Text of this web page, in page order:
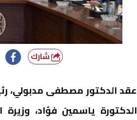
شارك
عقد الدكتور مصطفى مدبولي،
الدكتورة ياسمين فؤاد،